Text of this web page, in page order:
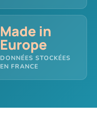
Made in
Europe
DONNÉES STOCKÉES
EN FRANCE